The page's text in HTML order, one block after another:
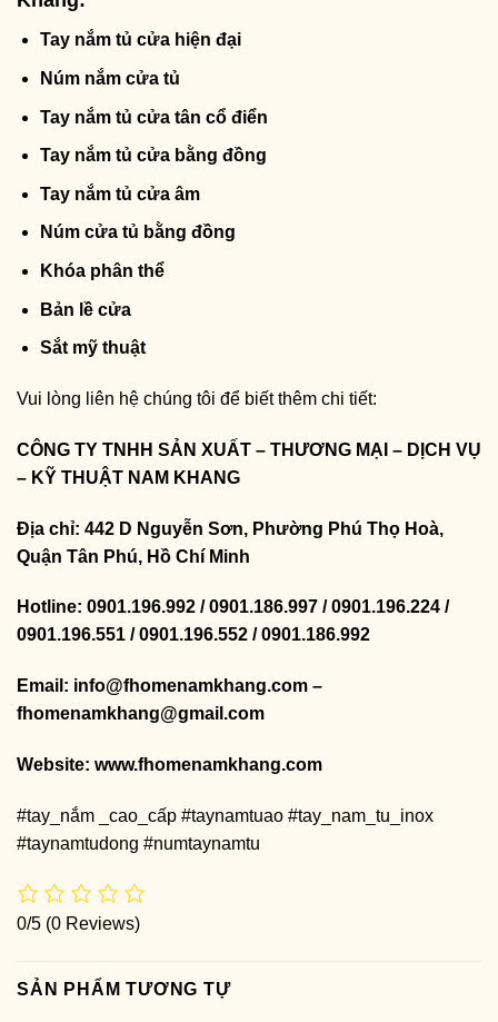
Tay nắm tủ cửa hiện đại
Núm nắm cửa tủ
Tay nắm tủ cửa tân cổ điển
Tay nắm tủ cửa bằng đồng
Tay nắm tủ cửa âm
Núm cửa tủ bằng đồng
Khóa phân thể
Bản lề cửa
Sắt mỹ thuật
Vui lòng liên hệ chúng tôi để biết thêm chi tiết:
CÔNG TY TNHH SẢN XUẤT – THƯƠNG MẠI – DỊCH VỤ
– KỸ THUẬT NAM KHANG
Địa chỉ: 442 D Nguyễn Sơn, Phường Phú Thọ Hoà,
Quận Tân Phú, Hồ Chí Minh
Hotline: 0901.196.992 / 0901.186.997 / 0901.196.224 /
0901.196.551 / 0901.196.552 / 0901.186.992
Email: info@fhomenamkhang.com –
fhomenamkhang@gmail.com
Website: www.fhomenamkhang.com
#tay_nắm _cao_cấp #taynamtuao #tay_nam_tu_inox
#taynamtudong #numtaynamtu
0/5 (0 Reviews)
SẢN PHẨM TƯƠNG TỰ